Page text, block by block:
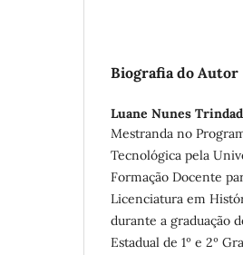
Biografia do Autor
Luane Nunes
Mestranda no
Tecnológica pela
Formação Docente
Licenciatura em
durante a graduação
Estadual de 1º e 2º